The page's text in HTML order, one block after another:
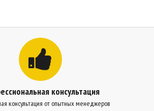
консультация
консультация от опытных менеджеров